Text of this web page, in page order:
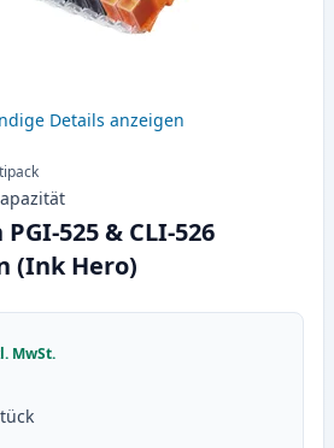
Details anzeigen
525 & CLI-526
(Ink Hero)
MwSt.